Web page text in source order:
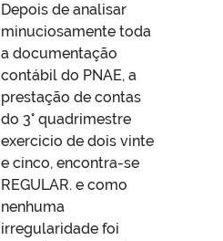
Depois de analisar
minuciosamente toda
a documentação
contábil do PNAE, a
prestação de contas
do 3° quadrimestre
exercicio de dois vinte
e cinco, encontra-se
REGULAR. e como
nenhuma
irregularidade foi